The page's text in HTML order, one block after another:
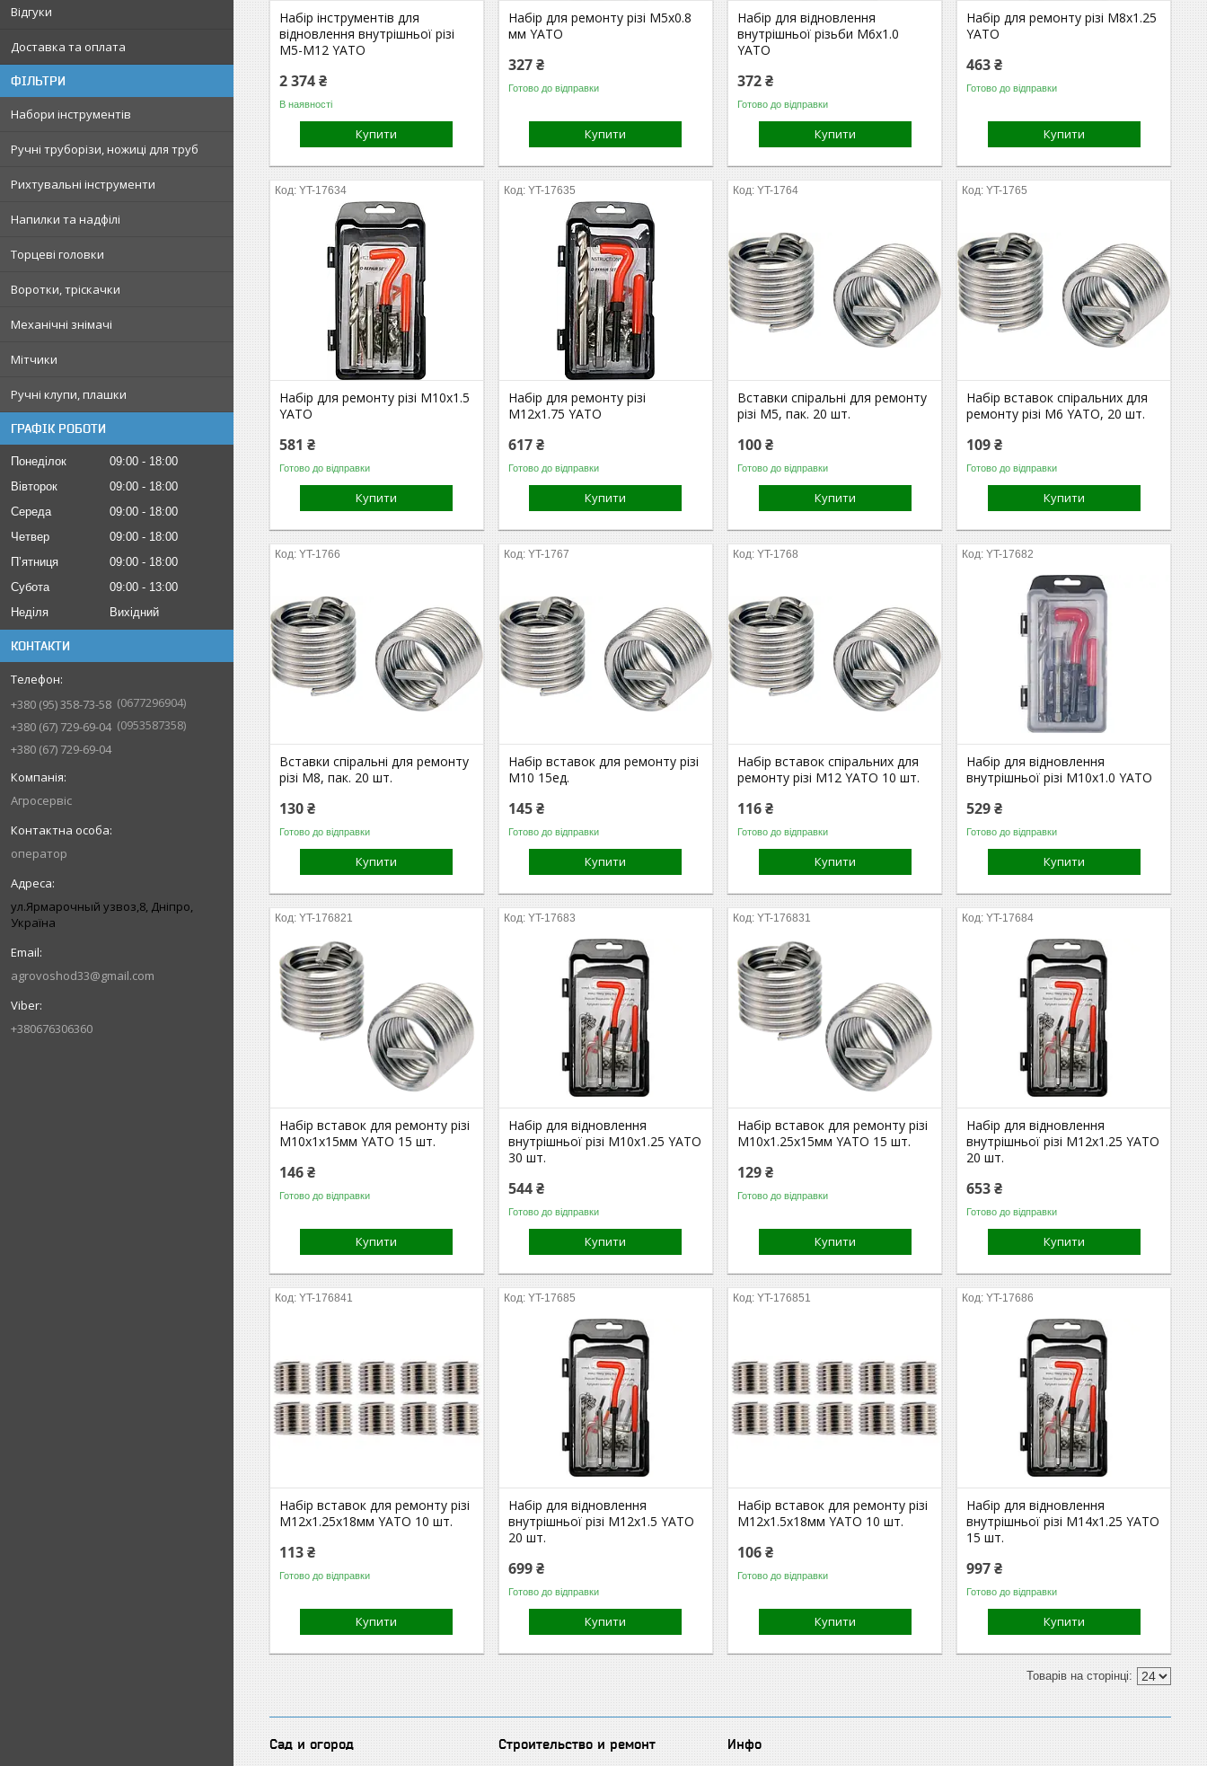
Відгуки
Доставка та оплата
ФІЛЬТРИ
Набори інструментів
Ручні труборізи, ножиці для труб
Рихтувальні інструменти
Напилки та надфілі
Торцеві головки
Воротки, тріскачки
Механічні знімачі
Мітчики
Ручні клупи, плашки
ГРАФІК РОБОТИ
Понеділок 09:00
18:00
Вівторок
09:00
18:00
Середа
09:00
18:00
Четвер
09:00
18:00
Пʼятниця
09:00
18:00
Субота
09:00
13:00
Неділя
Вихідний
КОНТАКТИ
+380 (95) 358-73-58
0677296904
+380 (67) 729-69-04
0953587358
+380 (67) 729-69-04
Агросервіс
оператор
ул.Ярмарочный узвоз,8, Дніпро,
Україна
agrovoshod33@gmail.com
+380676306360
Набір інструментів для
відновлення внутрішньої різі
М5-М12 YATO
2 374 ₴
В наявності
Купити
Набір для ремонту різі М5x0.8
мм YATO
327 ₴
Готово до відправки
Купити
Набір для відновлення
внутрішньої різьби М6х1.0
YATO
372 ₴
Готово до відправки
Купити
Набір для ремонту різі M8x1.25
YATO
463 ₴
Готово до відправки
Купити
YT-17634
Набір для ремонту різі M10x1.5
YATO
581 ₴
Готово до відправки
Купити
YT-17635
Набір для ремонту різі
M12x1.75 YATO
617 ₴
Готово до відправки
Купити
YT-1764
Вставки спіральні для ремонту
різі М5, пак. 20 шт.
100 ₴
Готово до відправки
Купити
YT-1765
Набір вставок спіральних для
ремонту різі М6 YATO, 20 шт.
109 ₴
Готово до відправки
Купити
YT-1766
Вставки спіральні для ремонту
різі М8, пак. 20 шт.
130 ₴
Готово до відправки
Купити
YT-1767
Набір вставок для ремонту різі
М10 15ед.
145 ₴
Готово до відправки
Купити
YT-1768
Набір вставок спіральних для
ремонту різі М12 YATO 10 шт.
116 ₴
Готово до відправки
Купити
YT-17682
Набір для відновлення
внутрішньої різі М10х1.0 YATO
529 ₴
Готово до відправки
Купити
YT-176821
Набір вставок для ремонту різі
М10х1х15мм YATO 15 шт.
146 ₴
Готово до відправки
Купити
YT-17683
Набір для відновлення
внутрішньої різі М10х1.25 YATO
30 шт.
544 ₴
Готово до відправки
Купити
YT-176831
Набір вставок для ремонту різі
М10х1.25х15мм YATO 15 шт.
129 ₴
Готово до відправки
Купити
YT-17684
Набір для відновлення
внутрішньої різі М12х1.25 YATO
20 шт.
653 ₴
Готово до відправки
Купити
YT-176841
Набір вставок для ремонту різі
М12х1.25х18мм YATO 10 шт.
113 ₴
Готово до відправки
Купити
YT-17685
Набір для відновлення
внутрішньої різі М12х1.5 YATO
20 шт.
699 ₴
Готово до відправки
Купити
YT-176851
Набір вставок для ремонту різі
М12х1.5х18мм YATO 10 шт.
106 ₴
Готово до відправки
Купити
YT-17686
Набір для відновлення
внутрішньої різі М14х1.25 YATO
15 шт.
997 ₴
Готово до відправки
Купити
Сад и огород Строительство и ремонт Инфо